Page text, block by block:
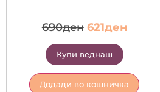
690ден 621ден
Купи веднаш
Додади во кошничка